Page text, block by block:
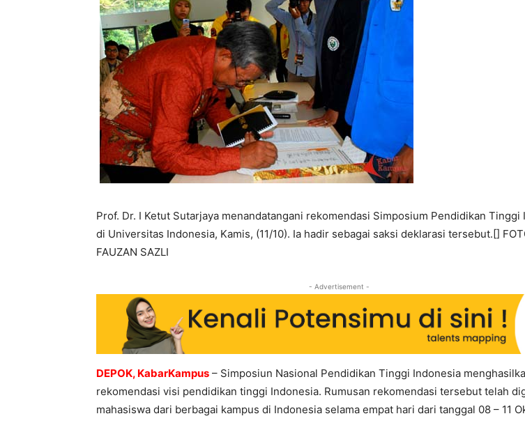
Prof. Dr. I Ketut Sutarjaya menandatangani rekomendasi Simposium Pendidikan Tinggi
di Universitas Indonesia, Kamis, (11/10). Ia hadir sebagai saksi deklarasi tersebut.[]
FAUZAN SAZLI
- Advertisement -
DEPOK, KabarKampus – Simposiun Nasional Pendidikan Tinggi Indonesia
rekomendasi visi pendidikan tinggi Indonesia. Rumusan rekomendasi tersebut telah
mahasiswa dari berbagai kampus di Indonesia selama empat hari dari tanggal 08 – 11